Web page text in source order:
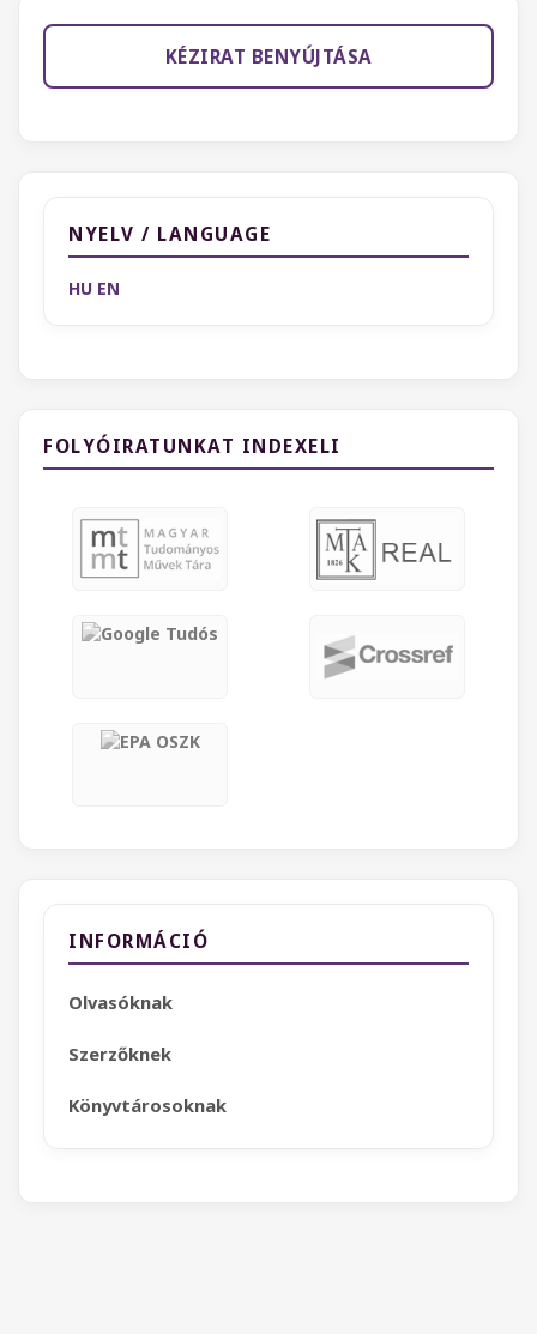
KÉZIRAT BENYÚJTÁSA
NYELV / LANGUAGE
HU EN
FOLYÓIRATUNKAT INDEXELI
INFORMÁCIÓ
Olvasóknak
Szerzőknek
Könyvtárosoknak